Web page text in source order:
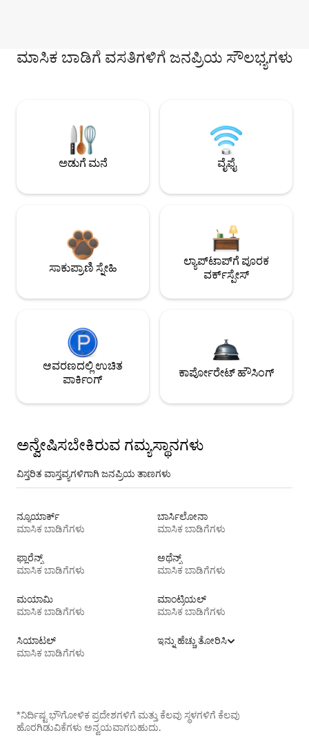
ಮಾಸಿಕ ಬಾಡಿಗೆ ವಸತಿಗಳಿಗೆ ಜನಪ್ರಿಯ ಸೌಲಭ್ಯಗಳು
ಅಡುಗೆ ಮನೆ ವೈಫೈ
ಸಾಕುಪ್ರಾಣಿ ಸ್ನೇಹಿ
ಲ್ಯಾಪ್‌ಟಾಪ್‌ಗೆ ಪೂರಕ
ವರ್ಕ್‌ಸ್ಪೇಸ್
ಆವರಣದಲ್ಲಿ ಉಚಿತ
ಪಾರ್ಕಿಂಗ್
ಕಾರ್ಪೋರೇಟ್ ಹೌಸಿಂಗ್
ಅನ್ವೇಷಿಸಬೇಕಿರುವ ಗಮ್ಯಸ್ಥಾನಗಳು
ವಿಸ್ತರಿತ ವಾಸ್ತವ್ಯಗಳಿಗಾಗಿ ಜನಪ್ರಿಯ ತಾಣಗಳು
ನ್ಯೂಯಾರ್ಕ್
ಮಾಸಿಕ ಬಾಡಿಗೆಗಳು
ಬಾರ್ಸಿಲೋನಾ
ಮಾಸಿಕ ಬಾಡಿಗೆಗಳು
ಫ್ಲಾರೆನ್ಸ್
ಮಾಸಿಕ ಬಾಡಿಗೆಗಳು
ಅಥೆನ್ಸ್
ಮಾಸಿಕ ಬಾಡಿಗೆಗಳು
ಮಯಾಮಿ
ಮಾಸಿಕ ಬಾಡಿಗೆಗಳು
ಮಾಂಟ್ರಿಯಲ್
ಮಾಸಿಕ ಬಾಡಿಗೆಗಳು
ಸಿಯಾಟಲ್
ಮಾಸಿಕ ಬಾಡಿಗೆಗಳು
ಇನ್ನು ಹೆಚ್ಚು ತೋರಿಸಿ
*ನಿರ್ದಿಷ್ಟ ಭೌಗೋಳಿಕ ಪ್ರದೇಶಗಳಿಗೆ ಮತ್ತು ಕೆಲವು ಸ್ಥಳಗಳಿಗೆ ಕೆಲವು
ಹೊರಗಿಡುವಿಕೆಗಳು ಅನ್ವಯವಾಗಬಹುದು.